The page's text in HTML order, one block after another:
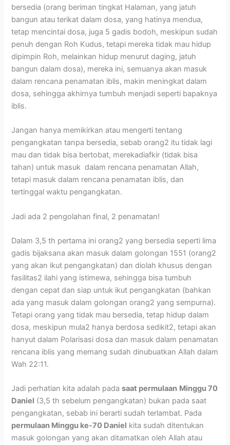
bersedia (orang beriman tingkat Halaman, yang jatuh
bangun atau terikat dalam dosa, yang hatinya mendua,
tetap mencintai dosa, juga 5 gadis bodoh, meskipun sudah
penuh dengan Roh Kudus, tetapi mereka tidak mau hidup
dipimpin Roh, melainkan hidup menurut daging, jatuh
bangun dalam dosa), mereka ini, semuanya akan masuk
dalam rencana penamatan iblis, makin meningkat dalam
dosa, sehingga akhirnya tumbuh menjadi seperti bapaknya
iblis.
Jangan hanya memikirkan atau mengerti tentang
pengangkatan tanpa bersedia, sebab orang2 itu tidak lagi
mau dan tidak bisa bertobat, merekadiafkir (tidak bisa
tahan) untuk masuk dalam rencana penamatan Allah,
tetapi masuk dalam rencana penamatan iblis, dan
tertinggal waktu pengangkatan.
Jadi ada 2 pengolahan final, 2 penamatan!
Dalam 3,5 th pertama ini orang2 yang bersedia seperti lima
gadis bijaksana akan masuk dalam golongan 1551 (orang2
yang akan ikut pengangkatan) dan diolah khusus dengan
fasilitas2 ilahi yang istimewa, sehingga bisa tumbuh
dengan cepat dan siap untuk ikut pengangkatan (bahkan
ada yang masuk dalam golongan orang2 yang sempurna).
Tetapi orang yang tidak mau bersedia, tetap hidup dalam
dosa, meskipun mula2 hanya berdosa sedikit2, tetapi akan
hanyut dalam Polarisasi dosa dan masuk dalam penamatan
rencana iblis yang memang sudah dinubuatkan Allah dalam
Wah 22:11.
Jadi perhatian kita adalah padasaat permulaan Minggu 70
Daniel (3,5 th sebelum pengangkatan) bukan pada saat
pengangkatan, sebab ini berarti sudah terlambat. Pada
permulaan Minggu ke-70 Daniel kita sudah ditentukan
masuk golongan yang akan ditamatkan oleh Allah atau